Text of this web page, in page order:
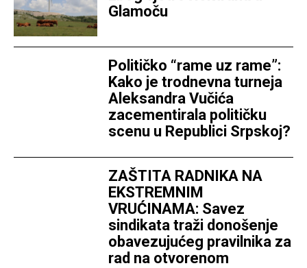
Glamoču
Političko “rame uz rame”:
Kako je trodnevna turneja
Aleksandra Vučića
zacementirala političku
scenu u Republici Srpskoj?
ZAŠTITA RADNIKA NA
EKSTREMNIM
VRUĆINAMA: Savez
sindikata traži donošenje
obavezujućeg pravilnika za
rad na otvorenom